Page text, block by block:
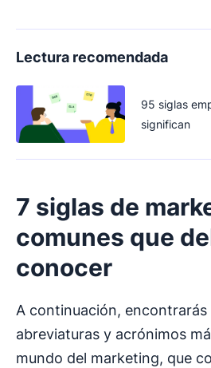
Lectura recomendada
95 siglas
significan
7 siglas de
comunes que
conocer
A continuación, encontrarás
abreviaturas y acrónimos
mundo del marketing, que